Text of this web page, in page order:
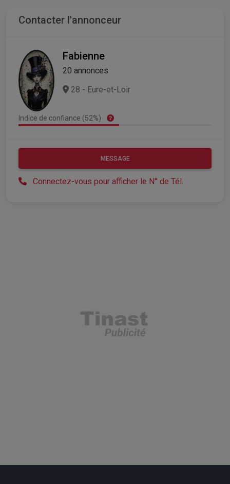
Contacter l'annonceur
Fabienne
20 annonces
28 - Eure-et-Loir
Indice de confiance (52%)
MESSAGE
Connectez-vous pour afficher le N° de Tél.